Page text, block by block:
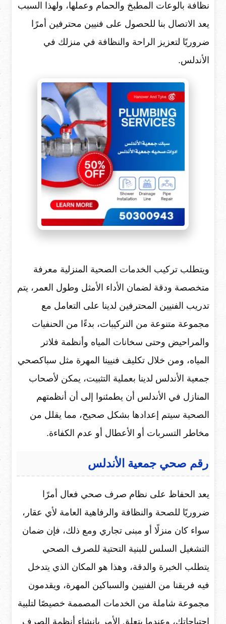
نظافة بالوعات المطبخ والحمام وعملها، ولهذا السبب
يعد الاتصال بنا للحصول على فنيين محترفين أمرًا
ضروريًا لتعزيز الراحة والنظافة في منزلك في
الأندلس.
ويتطلب تركيب الخدمات الصحية المنزلية معرفة
متخصصة ودقة لضمان الأداء الأمثل وطول العمر، يتم
تدريب الفنيين المحترفين لدينا على التعامل مع
مجموعة متنوعة من التركيبات، بدءًا من الحنفيات
والمراحيض وحتى سخانات المياه وأنظمة فلاتر
المياه، ومن خلال تكليف فنيينا المهرة مثل سباكصحي
جمعية الأندلس لدينا بعملية التثبيت، يمكن لأصحاب
المنازل في الأندلس أن يطمئنوا إلى أن أنظمتهم
الصحية سيتم إعدادها بشكل صحيح، مما يقلل من
مخاطر التسربات أو الأعطال أو عدم الكفاءة.
رقم صحي جمعية الأندلس
يعد الحفاظ على نظام صرف صحي فعال أمرًا
ضروريًا للصحة والنظافة والرفاهية العامة لأي عقار،
سواء كان منزلًا أو مبنى تجاري ومع ذلك، فإن ضمان
التشغيل السلس للبنية التحتية للصرف الصحي
يتطلب الخبرة والدقة، وهذا هو المكان الذي يتدخل
فيه فريقنا من الفنيين والسباكين المهرة، ويقدمون
مجموعة شاملة من الخدمات المصممة خصيصًا لتلبية
احتياجاتك، وعندما يتعلق الأمر بإنشاء أنظمة الصرف